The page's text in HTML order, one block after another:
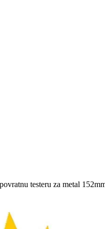
testeru za metal